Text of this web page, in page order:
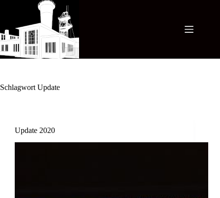
Schlagwort Update
Update 2020